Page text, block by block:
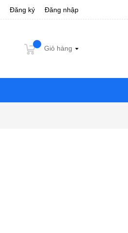
Đăng ký Đăng nhập
Giỏ hàng